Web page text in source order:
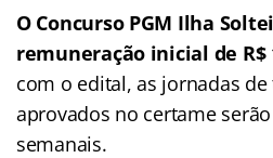
O Concurso PGM Ilha
remuneração inicial de R$
com o edital, as jornadas
aprovados no certame
semanais.